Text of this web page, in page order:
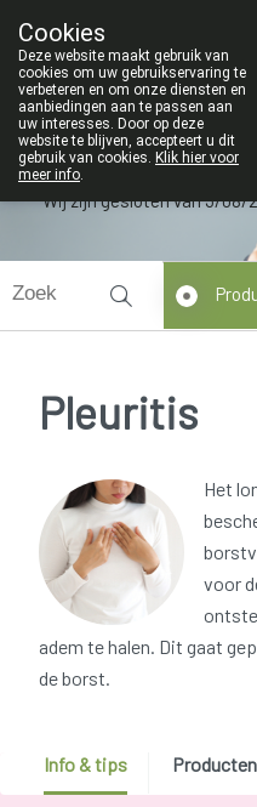
09 228
Wij zijn gesloten van 3/08/
Pleuritis
Het
voor
adem te halen. Dit gaat
de borst.
Info & tips Producten
Cookies
Deze website maakt gebruik van
cookies om uw gebruikservaring te
verbeteren en om onze diensten en
aanbiedingen aan te passen aan
uw interesses. Door op deze
website te blijven, accepteert u dit
gebruik van cookies. Klik hier voor
meer info.